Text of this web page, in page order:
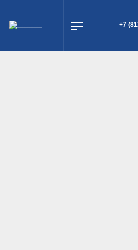
ПОИСК
+7